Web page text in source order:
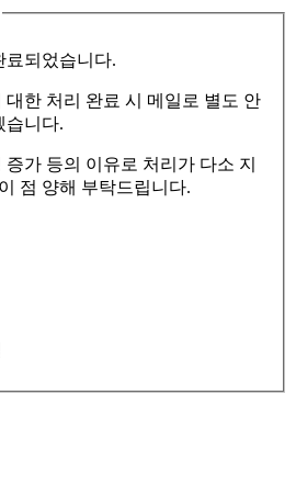
료되었습니다.
대한 처리 완료 시 메일로 별도 안
습니다.
가 등의 이유로 처리가 다소 지
점 양해 부탁드립니다.